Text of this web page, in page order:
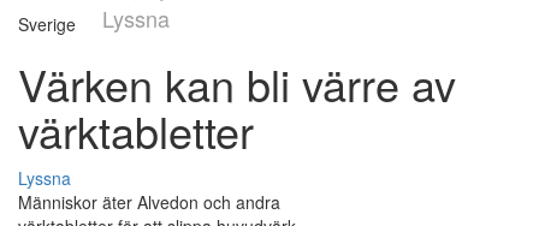
Lyssna
Sverige
Värken kan bli värre av
värktabletter
Lyssna
Människor äter Alvedon och andra